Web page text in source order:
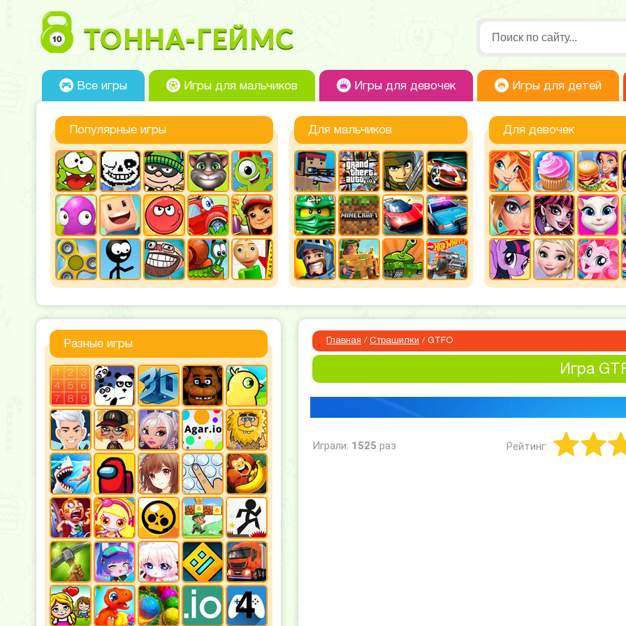
Все игры Игры для мальчиков Игры для девочек Игры для детей
Популярные игры Для мальчиков Для девочек
Разные игры Главная / Страшилки / GTFO
Игра
Играли: 1525 раз Рейтинг: